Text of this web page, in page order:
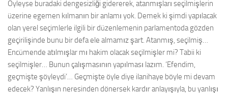
Öyleyse buradaki dengesizliği gidererek, atanmışları seçilmişlerin
üzerine egemen kılmanın bir anlamı yok. Demek ki şimdi yapılacak
olan yerel seçimlerle ilgili bir düzenlemenin parlamentoda gözden
geçirilişinde bunu bir defa ele almamız şart. Atanmış, seçilmiş…
Encümende atılmışlar mı hakim olacak seçilmişler mi? Tabii ki
seçilmişler… Bunun çalışmasının yapılması lazım. ‘Efendim,
geçmişte şöyleydi’… Geçmişte öyle diye ilanihaye böyle mi devam
edecek? Yanlışın neresinden dönersek kardır anlayışıyla, bu yanlışı